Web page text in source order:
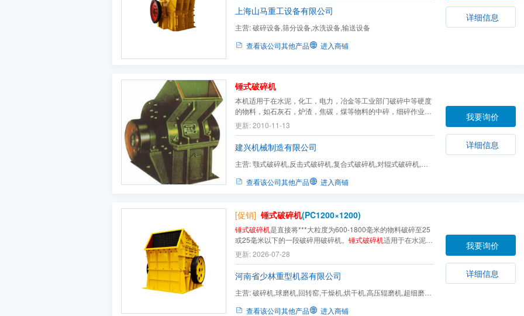
上海山马重工设备有限公司
主营:破碎设备,筛分设备,水洗设备,输送设备
查看该公司其他产品
进入商铺
详细信息
锤式破碎机
本机适用于在水泥，化工，电力，冶金等工业部门破碎中等硬度
的物料，如石灰石，炉渣，焦碳，煤等物料的中碎，细碎作业。
被破碎物料的***大抗压强度不超过150kg/cm2。
更新: 2010-11-13
建兴机械制造有限公司
主营:颚式破碎机,反击式破碎机,复合式破碎机,对辊式破碎机,输
查看该公司其他产品 进入商铺
我要询价
详细信息
[促销] 锤式破碎机(PC1200×1200)
锤式破碎机是直接将***大粒度为600-1800毫米的物料破碎至25
或25毫米以下的一段破碎用破碎机。 锤式破碎机适用于在水泥、
化工、电力、冶金等工业部门破碎中等硬度的物料，如石灰石、
炉渣、焦碳、煤等物料的中碎和细碎作业。
更新: 2026-07-28
河南省少林重型机器有限公司
主营:破碎机,球磨机,回转窑,干燥机,烘干机,高压辊磨机,超细磨粉
查看该公司其他产品 进入商铺
我要询价
详细信息